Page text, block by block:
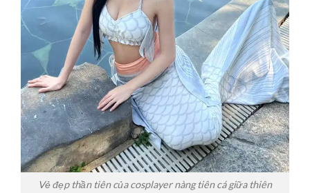
Vẻ đẹp thần tiên của cosplayer nàng tiên cá giữa thiên